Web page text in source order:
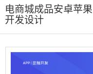
电商城成品安卓苹
开发设计